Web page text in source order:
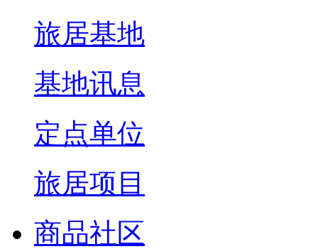
旅居基地
基地讯息
定点单位
旅居项目
商品社区